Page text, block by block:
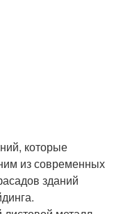
которые
из современных
зданий